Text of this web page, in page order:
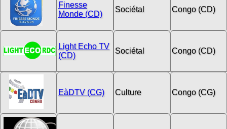
Finesse
Monde (CD)
Sociétal Congo (CD)
Light Echo TV
(CD)
Sociétal Congo (CD)
EàDTV (CG) Culture Congo (CG)